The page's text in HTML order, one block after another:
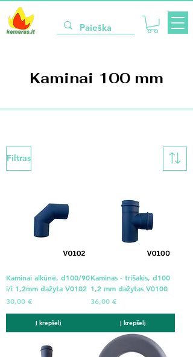
Kaminai 100 mm
Filtras
Kaminai alkūnė, d100/90
i/i 1,2mm dažyta V0102
Kaina
30,00 €
Į krepšelį
Kaminas - trišakis, d100
1,2 mm dažytas V0100
Kaina
36,00 €
Į krepšelį